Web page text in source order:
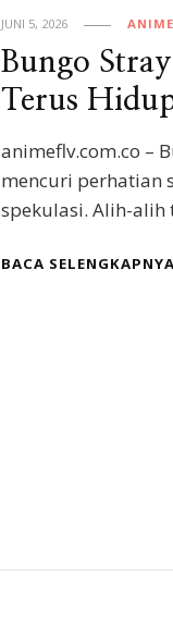
JUNI 5, 2026
Bungo
Terus
animeflv.com.co –
mencuri perhatian
spekulasi. Alih-
BACA SELENGKAPNYA